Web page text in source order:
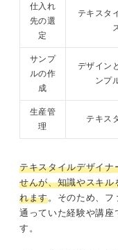
仕入れ
先の選
定
テキスタ
サンプ
ルの作
成
デザイン
ンプ
生産管
理
テキス
テキスタイルデザイナ
せんが、知識やスキル
れます。そのため、フ
通っていた経験や講座
す。